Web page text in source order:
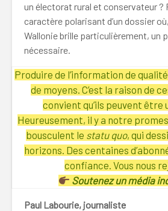
un électorat rural et conservateur ?
caractère polarisant d’un dossier
Wallonie brille particulièrement, un
nécessaire.
Produire de l’information de
de moyens. C’est la raison de
convient qu’ils peuvent être
Heureusement, il y a notre
bousculent le statu quo, qui
horizons. Des centaines
confiance. Vous nous
Soutenez un média
Paul Labourie, journaliste